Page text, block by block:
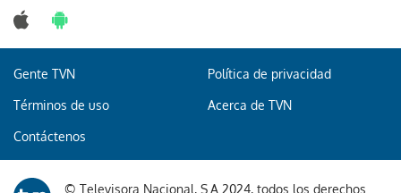
Gente TVN Política de privacidad
Términos de uso Acerca de TVN
Contáctenos
© Televisora Nacional, S.A 2024, todos los derechos